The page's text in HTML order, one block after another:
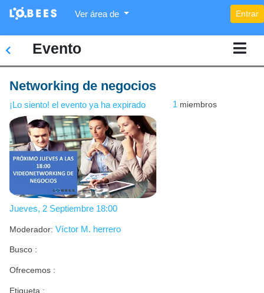
Ver área de Entrar
Acerca
de
Participantes
Conversar
Reuniones
Documentos
Feedback
Evento
Networking de negocios
¡Lo siento! el evento ya ha expirado 1 miembros
Jueves, 2 Septiembre 18:00
Moderador: Víctor M. herrero
Busco :
Ofrecemos :
Etiqueta :